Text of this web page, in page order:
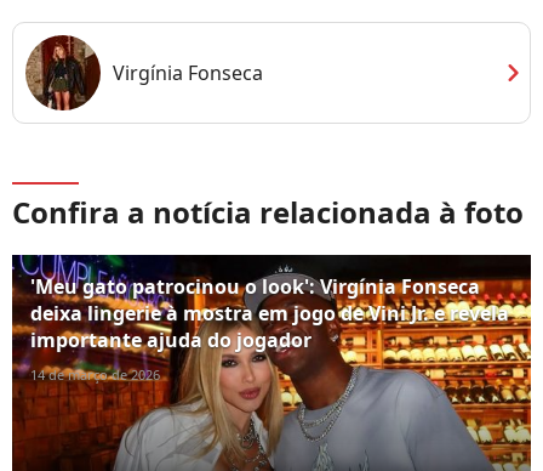
Virgínia Fonseca chevron_right
Confira a notícia relacionada à foto
'Meu gato patrocinou o look': Virgínia Fonseca
deixa lingerie à mostra em jogo de Vini Jr. e revela
importante ajuda do jogador
14 de março de 2026